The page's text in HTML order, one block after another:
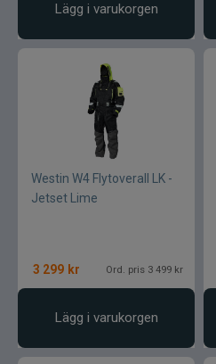
Lägg i varukorgen
Westin W4 Flytoverall LK -
Jetset Lime
3 299 kr Ord. pris 3 499 kr
Lägg i varukorgen